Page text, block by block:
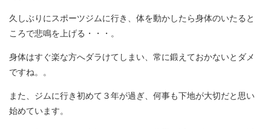
久しぶりにスポーツジムに行き、体を動かしたら身体のいたると
ころで悲鳴を上げる・・・。
身体はすぐ楽な方へダラけてしまい、常に鍛えておかないとダメ
ですね。。
また、ジムに行き初めて３年が過ぎ、何事も下地が大切だと思い
始めています。